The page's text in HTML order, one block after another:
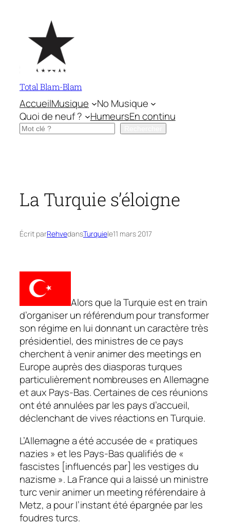
contenu
Total Blam-Blam
AccueilMusique
No Musique
Quoi de neuf ?
HumeursEn continu
Rechercher
La Turquie s’éloigne
Écrit parRehvedansTurquiele11 mars 2017
Alors que la Turquie est en train
d’organiser un référendum pour transformer
son régime en lui donnant un caractère très
présidentiel, des ministres de ce pays
cherchent à venir animer des meetings en
Europe auprès des diasporas turques
particulièrement nombreuses en Allemagne
et aux Pays-Bas. Certaines de ces réunions
ont été annulées par les pays d’accueil,
déclenchant de vives réactions en Turquie.
L’Allemagne a été accusée de « pratiques
nazies » et les Pays-Bas qualifiés de «
fascistes [influencés par] les vestiges du
nazisme ». La France qui a laissé un ministre
turc venir animer un meeting référendaire à
Metz, a pour l’instant été épargnée par les
foudres turcs.